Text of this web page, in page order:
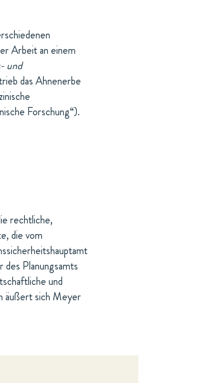
Arbeit an einem
und
das Ahnenerbe
Forschung“).
rechtliche,
die vom
des Planungsamts
und
äußert sich Meyer